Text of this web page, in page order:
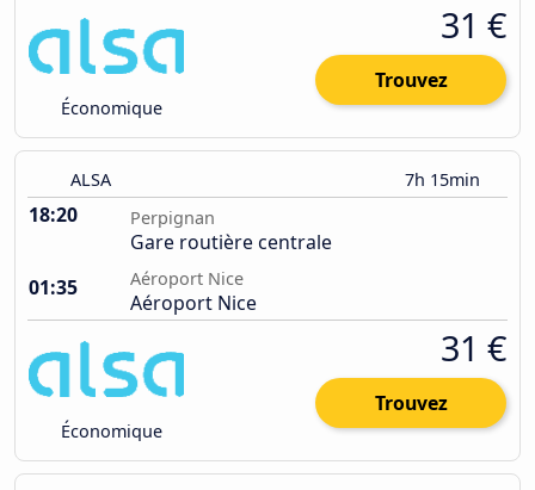
Économique
31 €
Trouvez
ALSA 7h 15min
18:20 Perpignan
Gare routière centrale
01:35
Aéroport Nice
Aéroport Nice
Économique
31 €
Trouvez